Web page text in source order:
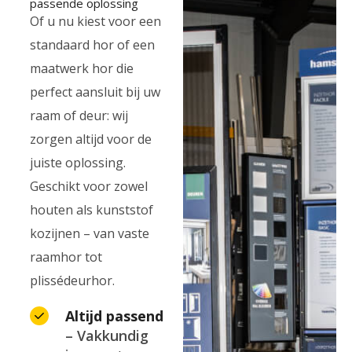
Of u nu kiest voor een
standaard hor of een
maatwerk hor die
perfect aansluit bij uw
raam of deur: wij
zorgen altijd voor de
juiste oplossing.
Geschikt voor zowel
houten als kunststof
kozijnen – van vaste
raamhor tot
plissédeurhor.
Altijd passend
– Vakkundig